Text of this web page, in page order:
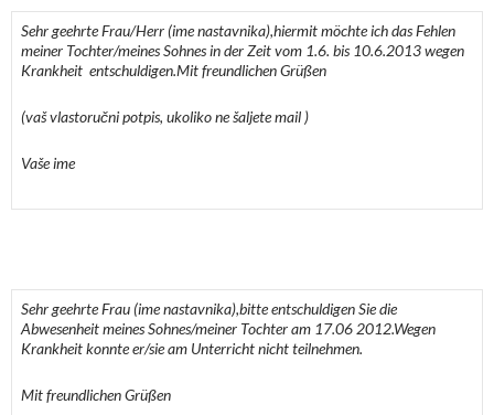
Sehr geehrte Frau/Herr (ime nastavnika),hiermit möchte ich das Fehlen
meiner Tochter/meines Sohnes in der Zeit vom 1.6. bis 10.6.2013 wegen
Krankheit entschuldigen.Mit freundlichen Grüßen
(vaš vlastoručni potpis, ukoliko ne šaljete mail )
Vaše ime
Sehr geehrte Frau (ime nastavnika),bitte entschuldigen Sie die
Abwesenheit meines Sohnes/meiner Tochter am 17.06 2012.Wegen
Krankheit konnte er/sie am Unterricht nicht teilnehmen.
Mit freundlichen Grüßen